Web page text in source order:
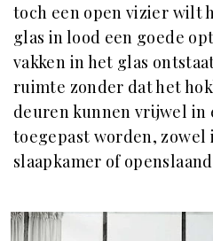
toch een open vizier wilt
glas in lood een goede
vakken in het glas
ruimte zonder dat het
deuren kunnen vrijwel in
toegepast worden, zowel
slaapkamer of